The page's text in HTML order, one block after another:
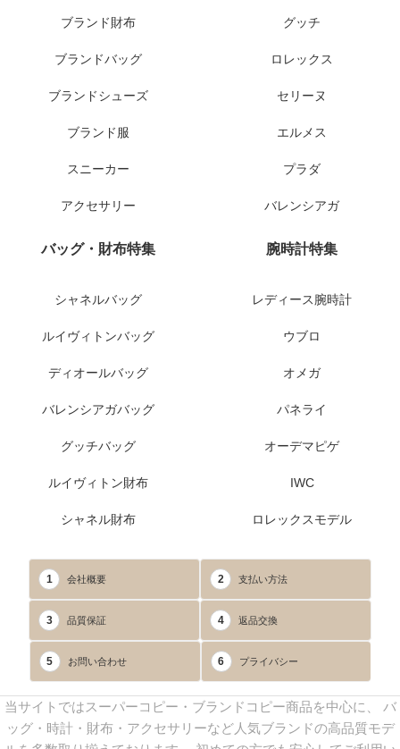
ブランド財布
ブランドバッグ
ブランドシューズ
ブランド服
スニーカー
アクセサリー
グッチ
ロレックス
セリーヌ
エルメス
プラダ
バレンシアガ
バッグ・財布特集
シャネルバッグ
ルイヴィトンバッグ
ディオールバッグ
バレンシアガバッグ
グッチバッグ
ルイヴィトン財布
シャネル財布
腕時計特集
レディース腕時計
ウブロ
オメガ
パネライ
オーデマピゲ
IWC
ロレックスモデル
1 会社概要 2 支払い方法
3 品質保証 4 返品交換
5 お問い合わせ 6 プライバシー
当サイトではスーパーコピー・ブランドコピー商品を中心に、 バ
ッグ・時計・財布・アクセサリーなど人気ブランドの高品質モデ